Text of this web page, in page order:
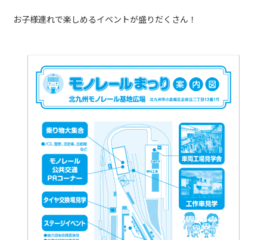
お子様連れで楽しめるイベントが盛りだくさん！